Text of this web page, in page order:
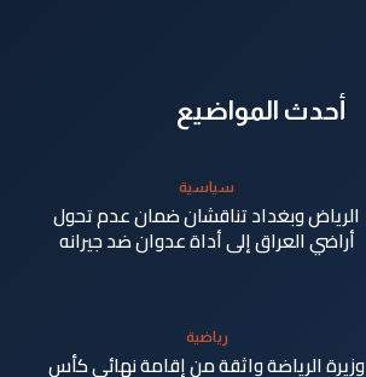
أحدث المواضيع
سياسية
الرياض وبغداد تناقشان ضمان عدم تحول
أراضي العراق إلى أداة عدوان ضد جيرانه
رياضية
وزيرة الرياضة واثقة من إقامة نهائي كأس